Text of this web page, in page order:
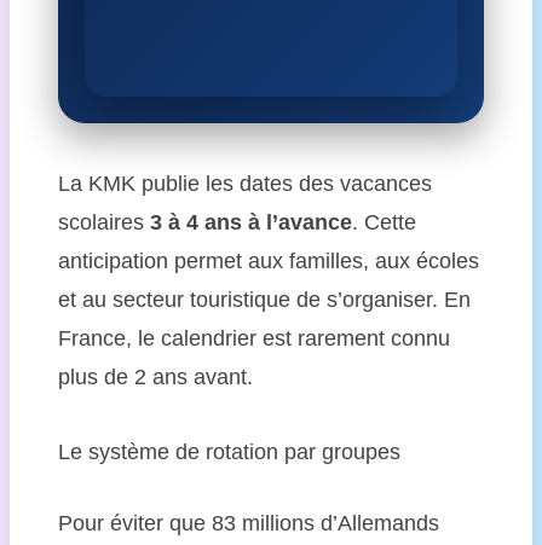
La KMK publie les dates des vacances
scolaires 3 à 4 ans à l’avance. Cette
anticipation permet aux familles, aux écoles
et au secteur touristique de s’organiser. En
France, le calendrier est rarement connu
plus de 2 ans avant.
Le système de rotation par groupes
Pour éviter que 83 millions d’Allemands